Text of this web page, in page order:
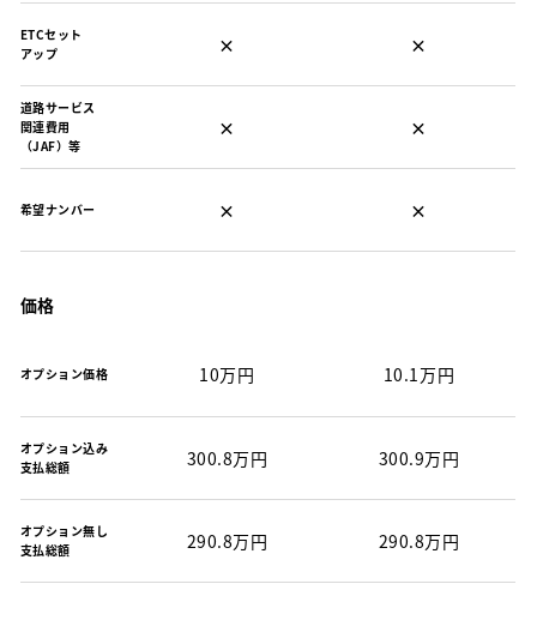
ETCセット
アップ
× ×
道路サービス
関連費用
（JAF）等
× ×
希望ナンバー × ×
価格
オプション価格 10万円 10.1万円
オプション込み
支払総額
300.8万円 300.9万円
オプション無し
支払総額
290.8万円 290.8万円